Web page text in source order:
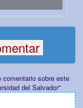
sobre este
del Salvador"